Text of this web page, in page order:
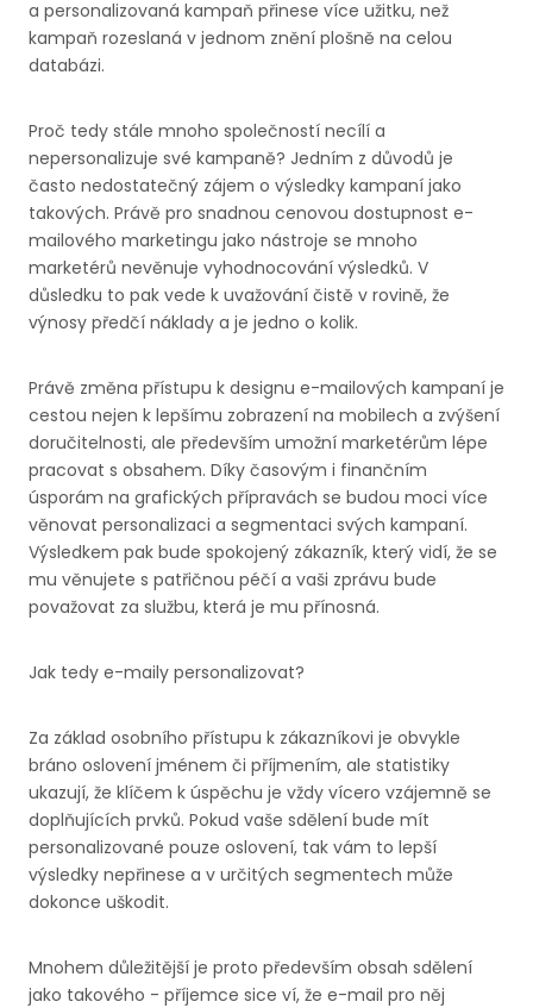
a personalizovaná kampaň přinese více užitku, než
kampaň rozeslaná v jednom znění plošně na celou
databázi.
Proč tedy stále mnoho společností necílí a
nepersonalizuje své kampaně? Jedním z důvodů je
často nedostatečný zájem o výsledky kampaní jako
takových. Právě pro snadnou cenovou dostupnost e-
mailového marketingu jako nástroje se mnoho
marketérů nevěnuje vyhodnocování výsledků. V
důsledku to pak vede k uvažování čistě v rovině, že
výnosy předčí náklady a je jedno o kolik.
Právě změna přístupu k designu e-mailových kampaní je
cestou nejen k lepšímu zobrazení na mobilech a zvýšení
doručitelnosti, ale především umožní marketérům lépe
pracovat s obsahem. Díky časovým i finančním
úsporám na grafických přípravách se budou moci více
věnovat personalizaci a segmentaci svých kampaní.
Výsledkem pak bude spokojený zákazník, který vidí, že se
mu věnujete s patřičnou péčí a vaši zprávu bude
považovat za službu, která je mu přínosná.
Jak tedy e-maily personalizovat?
Za základ osobního přístupu k zákazníkovi je obvykle
bráno oslovení jménem či příjmením, ale statistiky
ukazují, že klíčem k úspěchu je vždy vícero vzájemně se
doplňujících prvků. Pokud vaše sdělení bude mít
personalizované pouze oslovení, tak vám to lepší
výsledky nepřinese a v určitých segmentech může
dokonce uškodit.
Mnohem důležitější je proto především obsah sdělení
jako takového - příjemce sice ví, že e-mail pro něj